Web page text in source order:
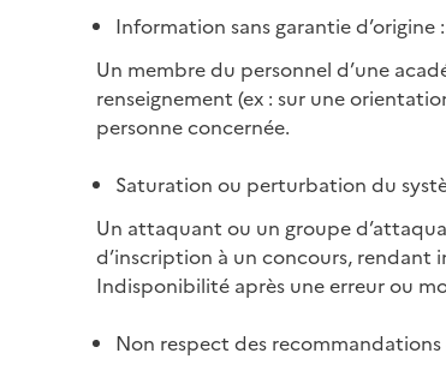
Information sans garantie d’origine :
Un membre du personnel d’une
renseignement (ex : sur une
personne concernée.
Saturation ou perturbation du
Un attaquant ou un groupe
d’inscription à un concours, rendant
Indisponibilité après une erreur ou
Non respect des recommandations